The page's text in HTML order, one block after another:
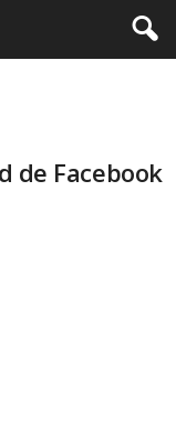
de Facebook